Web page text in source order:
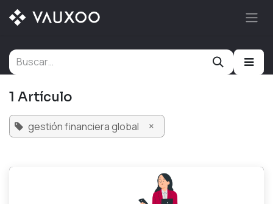
Ir al contenido
1 Artículo
gestión financiera global ×